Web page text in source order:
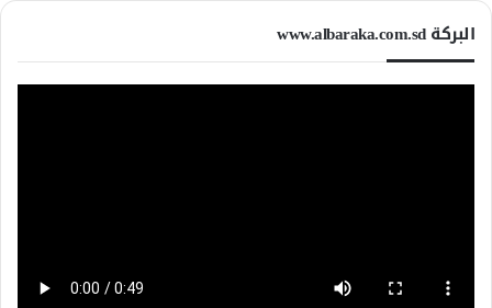
البركة www.albaraka.com.sd